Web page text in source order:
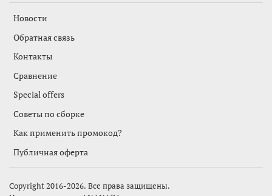
Новости
Обратная связь
Контакты
Сравнение
Special offers
Советы по сборке
Как применить промокод?
Публичная оферта
Copyright 2016-2026. Все права защищены.